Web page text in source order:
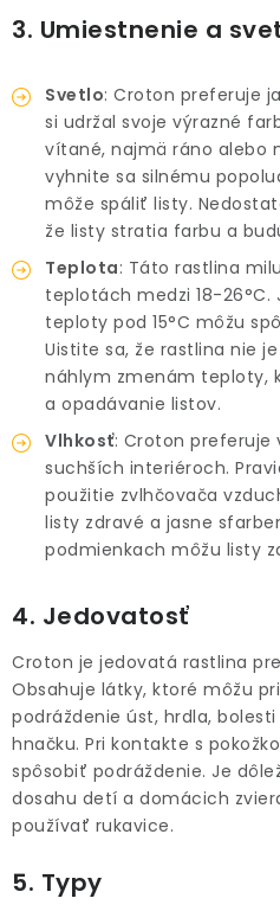
3. Umiestnenie a
Svetlo: Croton preferuje
si udržal svoje výrazné
vítané, najmä ráno alebo
vyhnite sa silnému
môže spáliť listy.
že listy stratia farbu a
Teplota: Táto rastlina
teplotách medzi 18-
teploty pod 15°C môžu
Uistite sa, že rastlina nie
náhlym zmenám teploty,
a opadávanie listov.
Vlhkosť: Croton preferuje
suchších interiéroch.
použitie zvlhčovača
listy zdravé a jasne
podmienkach môžu listy
4. Jedovatosť
Croton je jedovatá rastlina
Obsahuje látky, ktoré môžu
podráždenie úst, hrdla,
hnačku. Pri kontakte s
spôsobiť podráždenie. Je
dosahu detí a domácich
používať rukavice.
5. Typy